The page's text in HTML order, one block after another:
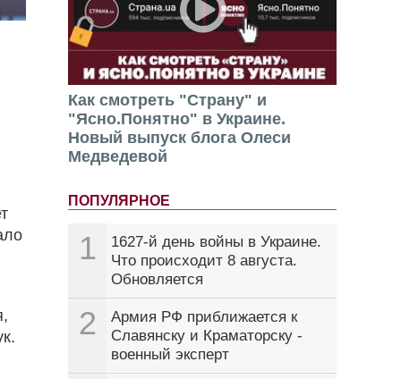
Как смотреть "Страну" и
"Ясно.Понятно" в Украине.
Новый выпуск блога Олеси
Медведевой
ПОПУЛЯРНОЕ
1
1627-й день войны в Украине.
Что происходит 8 августа.
Обновляется
2
Армия РФ приближается к
Славянску и Краматорску -
военный эксперт